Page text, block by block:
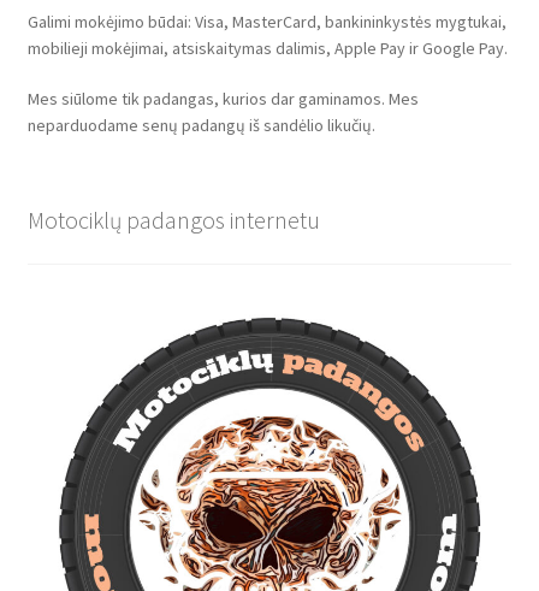
Galimi mokėjimo būdai: Visa, MasterCard, bankininkystės mygtukai,
mobilieji mokėjimai, atsiskaitymas dalimis, Apple Pay ir Google Pay.
Mes siūlome tik padangas, kurios dar gaminamos. Mes
neparduodame senų padangų iš sandėlio likučių.
Motociklų padangos internetu